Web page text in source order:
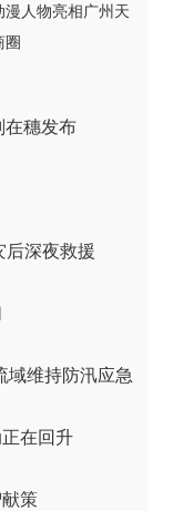
漫人物亮相广州天
圈
在穗发布
后深夜救援
域维持防汛应急
在回升
策